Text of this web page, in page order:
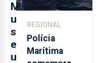
M
u
s
e
u
REGIONAL
Polícia
Marítima